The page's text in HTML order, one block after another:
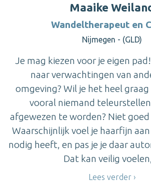
Maaike
Wandeltherapeut en
Nijmegen - (GLD)
Je mag kiezen voor je eigen
naar verwachtingen van
omgeving? Wil je het heel
vooral niemand
afgewezen te worden? Niet goed
Waarschijnlijk voel je haarfijn
nodig heeft, en pas je je daar
Dat kan veilig
Lees verder